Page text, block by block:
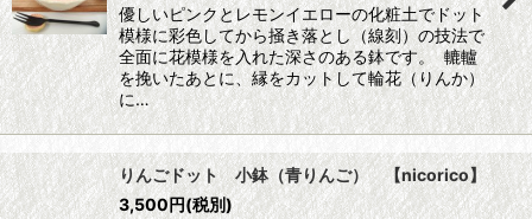
優しいピンクとレモンイエローの化粧土でドット
模様に彩色してから掻き落とし（線刻）の技法で
全面に花模様を入れた深さのある鉢です。 轆轤
を挽いたあとに、縁をカットして輪花（りんか）
に…
りんごドット 小鉢（青りんご） 【nicorico】
3,500円(税別)